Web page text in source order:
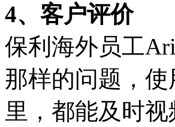
4、客户评价
保利海外员工
那样的问题，
里，都能及时